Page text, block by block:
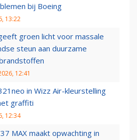
bij Boeing
13:22
groen licht voor massale
steun aan duurzame
12:41
in Wizz Air-kleurstelling
graffiti
12:34
MAX maakt opwachting in